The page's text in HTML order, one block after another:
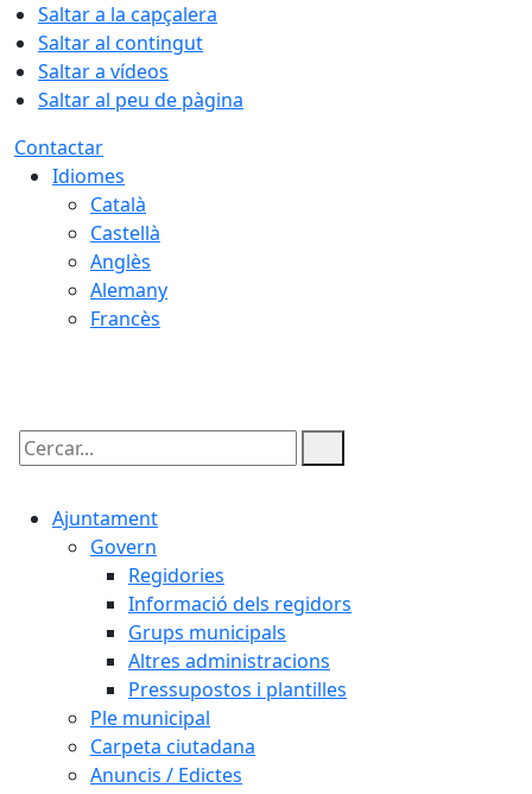
Saltar a la capçalera
Saltar al contingut
Saltar a vídeos
Saltar al peu de pàgina
Contactar
Idiomes
Català
Castellà
Anglès
Alemany
Francès
Cercar:
Ajuntament
Govern
Regidories
Informació dels regidors
Grups municipals
Altres administracions
Pressupostos i plantilles
Ple municipal
Carpeta ciutadana
Anuncis / Edictes